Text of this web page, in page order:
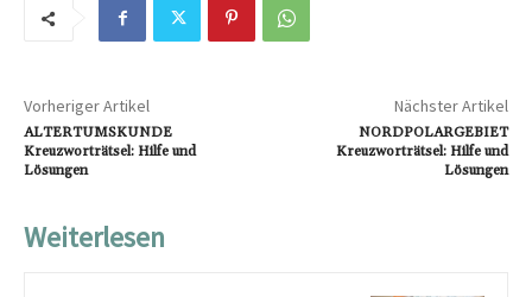
Vorheriger Artikel
ALTERTUMSKUNDE
Kreuzworträtsel: Hilfe und
Lösungen
Nächster Artikel
NORDPOLARGEBIET
Kreuzworträtsel: Hilfe und
Lösungen
Weiterlesen